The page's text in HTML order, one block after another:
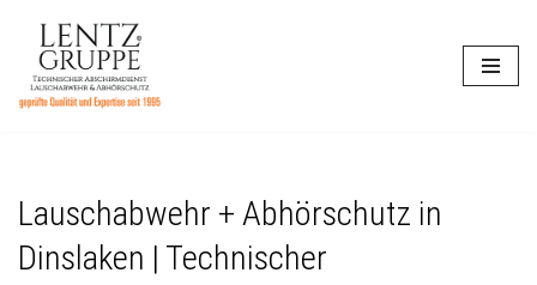
Zum
Inhalt
Lauschabwehr + Abhörschutz in
Dinslaken | Technischer